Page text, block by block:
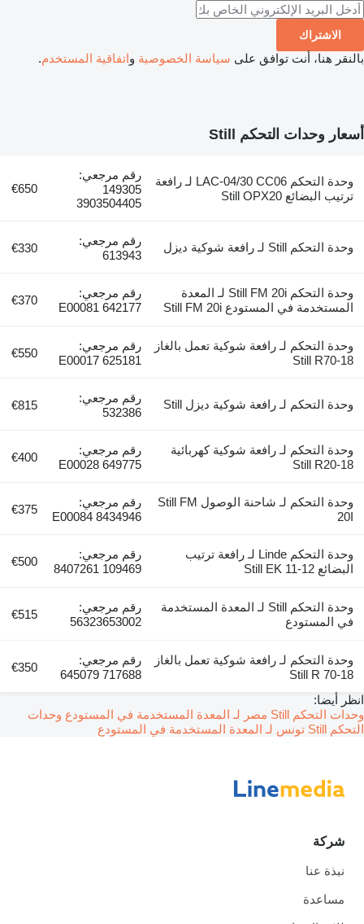
الاشتراك
بالنقر هنا، أنت توافق على سياسة الخصوصية واتفاقية المستخدم.
أسعار وحدات التحكم Still
وحدة التحكم LAC-04/30 CC06 لـ رافعة
ترتيب البضائع Still OPX20
رقم مرجعي:
149305
3903504405
€650
وحدة التحكم Still لـ رافعة شوكية ديزل
رقم مرجعي:
613943
€330
وحدة التحكم Still FM 20i لـ المعدة
المستخدمة في المستودع Still FM 20i
رقم مرجعي:
E00081 642177
€370
وحدة التحكم لـ رافعة شوكية تعمل بالغاز
Still R70-18
رقم مرجعي:
E00017 625181
€550
وحدة التحكم لـ رافعة شوكية ديزل Still
رقم مرجعي:
532386
€815
وحدة التحكم لـ رافعة شوكية كهربائية
Still R20-18
رقم مرجعي:
E00028 649775
€400
وحدة التحكم لـ شاحنة الوصول Still FM
20I
رقم مرجعي:
E00084 8434946
€375
وحدة التحكم Linde لـ رافعة ترتيب
البضائع Still EK 11-12
رقم مرجعي:
109469 8407261
€500
وحدة التحكم Still لـ المعدة المستخدمة
في المستودع
رقم مرجعي:
56323653002
€515
وحدة التحكم لـ رافعة شوكية تعمل بالغاز
Still R 70-18
رقم مرجعي:
717688 645079
€350
انظر أيضا:
وحدات التحكم Still مصر لـ المعدة المستخدمة في المستودع
وحدات
التحكم Still تونس لـ المعدة المستخدمة في المستودع
شركة
نبذة عنا
مساعدة